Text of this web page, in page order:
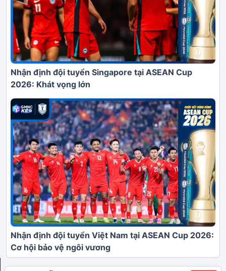
Nhận định đội tuyển Singapore tại ASEAN Cup
2026: Khát vọng lớn
Nhận định đội tuyển Việt Nam tại ASEAN Cup 2026:
Cơ hội bảo vệ ngôi vương